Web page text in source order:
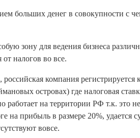
больших денег в совокупности с
зону для ведения бизнеса
налогов во все.
компания регистрируется
островах) где налоговая
работает на территории РФ т.к. это
на прибыль в размере 20%, удается
вовсе.